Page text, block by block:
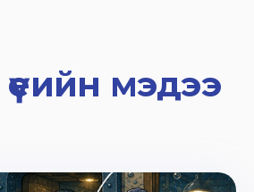
үеийн мэдээ